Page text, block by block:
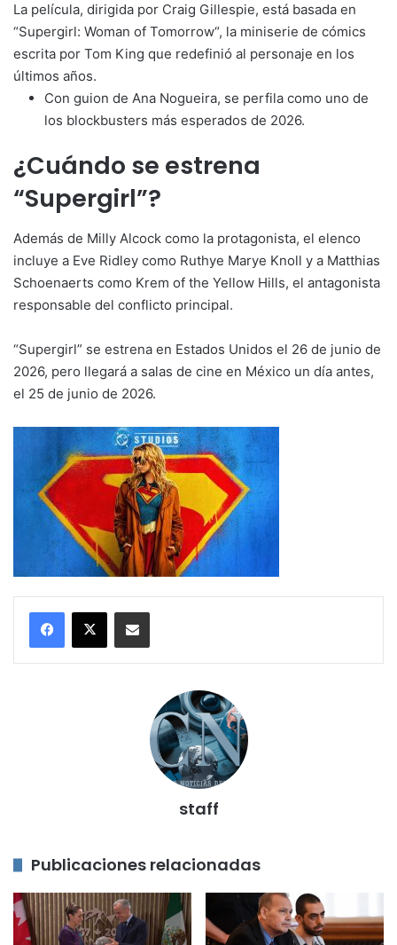
La película, dirigida por Craig Gillespie, está basada en
“Supergirl: Woman of Tomorrow“, la miniserie de cómics
escrita por Tom King que redefinió al personaje en los
últimos años.
Con guion de Ana Nogueira, se perfila como uno de
los blockbusters más esperados de 2026.
¿Cuándo se estrena
“Supergirl”?
Además de Milly Alcock como la protagonista, el elenco
incluye a Eve Ridley como Ruthye Marye Knoll y a Matthias
Schoenaerts como Krem of the Yellow Hills, el antagonista
responsable del conflicto principal.
“Supergirl” se estrena en Estados Unidos el 26 de junio de
2026, pero llegará a salas de cine en México un día antes,
el 25 de junio de 2026.
Compartir por correo electrónico
staff
Publicaciones relacionadas